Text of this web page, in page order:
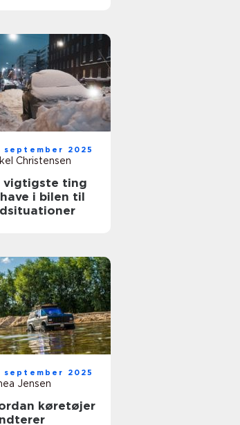
september 2025
Christensen
vigtigste ting
i bilen til
september 2025
Jensen
køretøjer